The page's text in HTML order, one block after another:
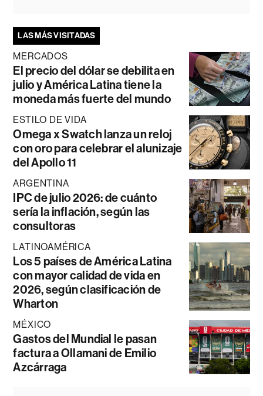
LAS MÁS VISITADAS
MERCADOS
El precio del dólar se debilita en
julio y América Latina tiene la
moneda más fuerte del mundo
ESTILO DE VIDA
Omega x Swatch lanza un reloj
con oro para celebrar el alunizaje
del Apollo 11
ARGENTINA
IPC de julio 2026: de cuánto
sería la inflación, según las
consultoras
LATINOAMÉRICA
Los 5 países de América Latina
con mayor calidad de vida en
2026, según clasificación de
Wharton
MÉXICO
Gastos del Mundial le pasan
factura a Ollamani de Emilio
Azcárraga